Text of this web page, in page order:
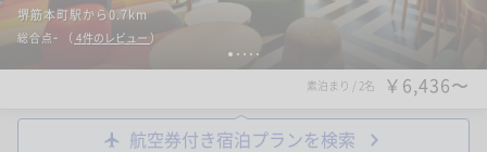
1 2 3 4 5
堺筋本町駅から0.7km
総合点- （ 4件のレビュー ）
素泊まり / 2名 ￥6,436〜
航空券付き宿泊プランを検索